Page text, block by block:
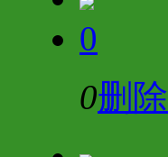
0
0删除